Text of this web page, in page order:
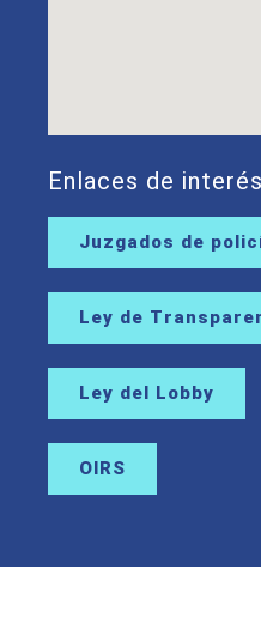
Enlaces de
Juzgados de
Ley de
Ley del Lobby
OIRS